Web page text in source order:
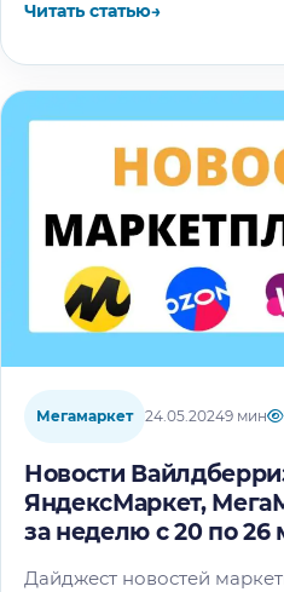
Читать статью→
Мегамаркет 24.05.20249 мин
Новости
ЯндексМаркет,
за неделю с 20 по 26
Дайджест новостей